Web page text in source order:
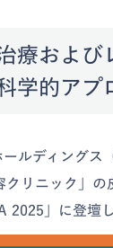
療および
学的アプ
ールディング
リニック」
2025」に登壇